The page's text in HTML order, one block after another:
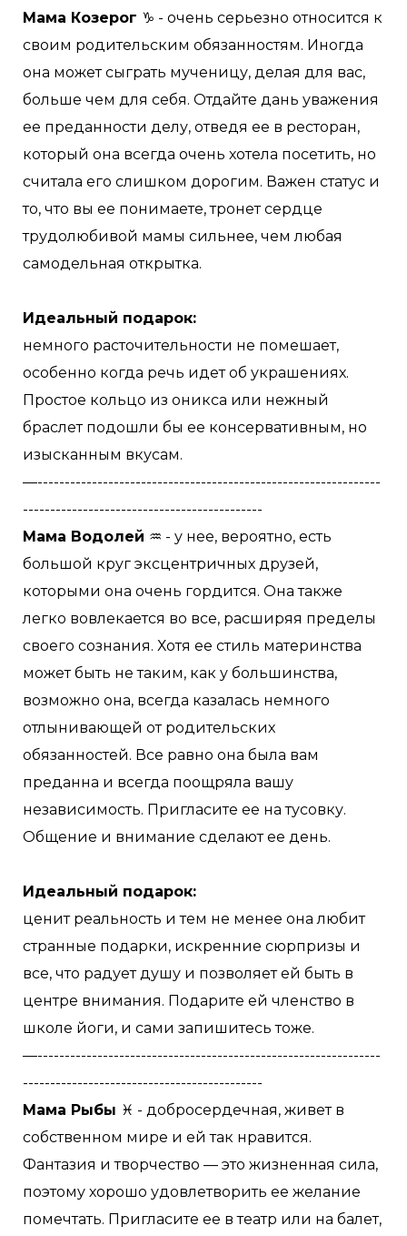
Мама Козерог ♑️ - очень серьезно относится к
своим родительским обязанностям. Иногда
она может сыграть мученицу, делая для вас,
больше чем для себя. Отдайте дань уважения
ее преданности делу, отведя ее в ресторан,
который она всегда очень хотела посетить, но
считала его слишком дорогим. Важен статус и
то, что вы ее понимаете, тронет сердце
трудолюбивой мамы сильнее, чем любая
самодельная открытка.
Идеальный подарок:
немного расточительности не помешает,
особенно когда речь идет об украшениях.
Простое кольцо из оникса или нежный
браслет подошли бы ее консервативным, но
изысканным вкусам.
—---------------------------------------------------------------
--------------------------------------------
Мама Водолей ♒️ - у нее, вероятно, есть
большой круг эксцентричных друзей,
которыми она очень гордится. Она также
легко вовлекается во все, расширяя пределы
своего сознания. Хотя ее стиль материнства
может быть не таким, как у большинства,
возможно она, всегда казалась немного
отлынивающей от родительских
обязанностей. Все равно она была вам
преданна и всегда поощряла вашу
независимость. Пригласите ее на тусовку.
Общение и внимание сделают ее день.
Идеальный подарок:
ценит реальность и тем не менее она любит
странные подарки, искренние сюрпризы и
все, что радует душу и позволяет ей быть в
центре внимания. Подарите ей членство в
школе йоги, и сами запишитесь тоже.
—---------------------------------------------------------------
--------------------------------------------
Мама Рыбы ♓️ - добросердечная, живет в
собственном мире и ей так нравится.
Фантазия и творчество — это жизненная сила,
поэтому хорошо удовлетворить ее желание
помечтать. Пригласите ее в театр или на балет,